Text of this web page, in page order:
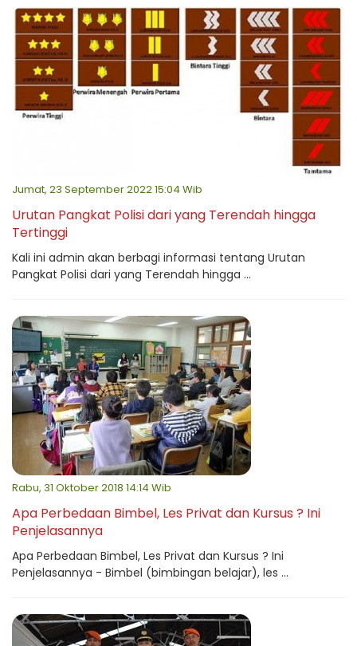
Jumat, 23 September 2022 15:04 Wib
Urutan Pangkat Polisi dari yang Terendah hingga
Tertinggi
Kali ini admin akan berbagi informasi tentang Urutan
Pangkat Polisi dari yang Terendah hingga ...
Rabu, 31 Oktober 2018 14:14 Wib
Apa Perbedaan Bimbel, Les Privat dan Kursus ? Ini
Penjelasannya
Apa Perbedaan Bimbel, Les Privat dan Kursus ? Ini
Penjelasannya - Bimbel (bimbingan belajar), les ...